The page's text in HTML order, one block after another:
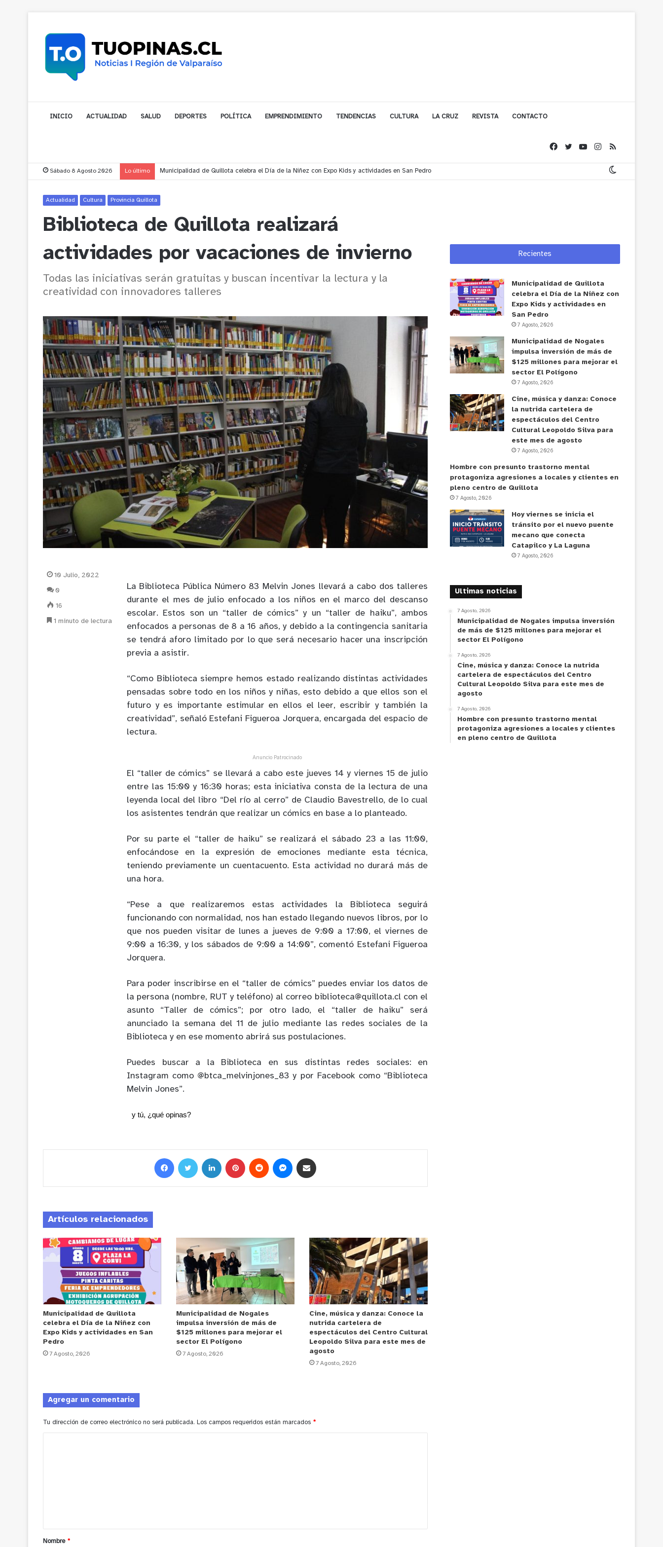
INICIO ACTUALIDAD SALUD DEPORTES POLÍTICA EMPRENDIMIENTO TENDENCIAS CULTURA LA CRUZ REVISTA CONTACTO
Sábado 8 Agosto 2026 Lo último Municipalidad de Nogales impulsa inversión de más de $125 millones para mejorar el sector El Polígono
Actualidad Cultura Provincia Quillota
Biblioteca de Quillota realizará
actividades por vacaciones de invierno
Todas las iniciativas serán gratuitas y buscan incentivar la lectura y la
creatividad con innovadores talleres
La Biblioteca Pública Número 83 Melvin Jones llevará a cabo dos talleres
durante el mes de julio enfocado a los niños en el marco del descanso
escolar. Estos son un “taller de cómics” y un “taller de haiku”, ambos
enfocados a personas de 8 a 16 años, y debido a la contingencia sanitaria
se tendrá aforo limitado por lo que será necesario hacer una inscripción
previa a asistir.
“Como Biblioteca siempre hemos estado realizando distintas actividades
pensadas sobre todo en los niños y niñas, esto debido a que ellos son el
futuro y es importante estimular en ellos el leer, escribir y también la
creatividad”, señaló Estefani Figueroa Jorquera, encargada del espacio de
lectura.
Anuncio Patrocinado
El “taller de cómics” se llevará a cabo este jueves 14 y viernes 15 de julio
entre las 15:00 y 16:30 horas; esta iniciativa consta de la lectura de una
leyenda local del libro “Del río al cerro” de Claudio Bavestrello, de lo cual
los asistentes tendrán que realizar un cómics en base a lo planteado.
Por su parte el “taller de haiku” se realizará el sábado 23 a las 11:00,
enfocándose en la expresión de emociones mediante esta técnica,
teniendo previamente un cuentacuento. Esta actividad no durará más de
una hora.
“Pese a que realizaremos estas actividades la Biblioteca seguirá
funcionando con normalidad, nos han estado llegando nuevos libros, por lo
que nos pueden visitar de lunes a jueves de 9:00 a 17:00, el viernes de
9:00 a 16:30, y los sábados de 9:00 a 14:00”, comentó Estefani Figueroa
Jorquera.
Para poder inscribirse en el “taller de cómics” puedes enviar los datos de
la persona (nombre, RUT y teléfono) al correo biblioteca@quillota.cl con el
asunto “Taller de cómics”; por otro lado, el “taller de haiku” será
anunciado la semana del 11 de julio mediante las redes sociales de la
Biblioteca y en ese momento abrirá sus postulaciones.
Puedes buscar a la Biblioteca en sus distintas redes sociales: en
Instagram como @btca_melvinjones_83 y por Facebook como “Biblioteca
Melvin Jones”.
y tú, ¿qué opinas?
10 Julio, 2022
0
16
1 minuto de lectura
Artículos relacionados
Municipalidad de Quillota
celebra el Día de la Niñez con
Expo Kids y actividades en San
Pedro
7 Agosto, 2026
Municipalidad de Nogales
impulsa inversión de más de
$125 millones para mejorar el
sector El Polígono
7 Agosto, 2026
Cine, música y danza: Conoce la
nutrida cartelera de
espectáculos del Centro Cultural
Leopoldo Silva para este mes de
agosto
7 Agosto, 2026
Agregar un comentario
Tu dirección de correo electrónico no será publicada. Los campos requeridos están marcados *
a
rNombre *
Recientes
Municipalidad de Quillota
celebra el Día de la Niñez con
Expo Kids y actividades en
San Pedro
7 Agosto, 2026
Municipalidad de Nogales
impulsa inversión de más de
$125 millones para mejorar el
sector El Polígono
7 Agosto, 2026
Cine, música y danza: Conoce
la nutrida cartelera de
espectáculos del Centro
Cultural Leopoldo Silva para
este mes de agosto
7 Agosto, 2026
Hombre con presunto trastorno mental
protagoniza agresiones a locales y clientes en
pleno centro de Quillota
7 Agosto, 2026
Hoy viernes se inicia el
tránsito por el nuevo puente
mecano que conecta
Catapilco y La Laguna
7 Agosto, 2026
Ultimas noticias
7 Agosto, 2026
Municipalidad de Nogales impulsa inversión
de más de $125 millones para mejorar el
sector El Polígono
7 Agosto, 2026
Cine, música y danza: Conoce la nutrida
cartelera de espectáculos del Centro
Cultural Leopoldo Silva para este mes de
agosto
7 Agosto, 2026
Hombre con presunto trastorno mental
protagoniza agresiones a locales y clientes
en pleno centro de Quillota